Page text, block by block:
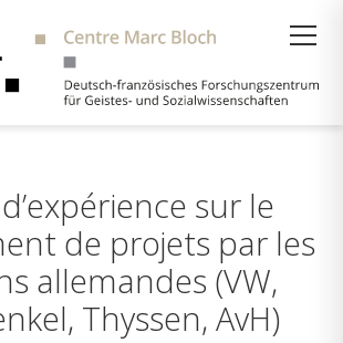
sur le
de projets par les
allemandes (VW,
Thyssen, AvH)